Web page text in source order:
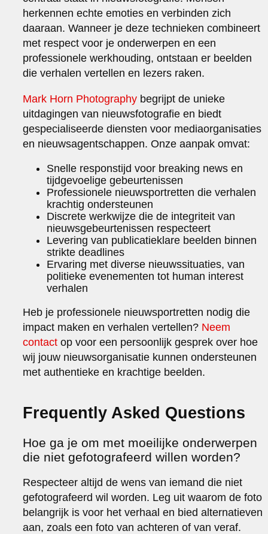
herkennen echte emoties en verbinden zich
daaraan. Wanneer je deze technieken combineert
met respect voor je onderwerpen en een
professionele werkhouding, ontstaan er beelden
die verhalen vertellen en lezers raken.
Mark Horn Photography begrijpt de unieke
uitdagingen van nieuwsfotografie en biedt
gespecialiseerde diensten voor mediaorganisaties
en nieuwsagentschappen. Onze aanpak omvat:
Snelle responstijd voor breaking news en
tijdgevoelige gebeurtenissen
Professionele nieuwsportretten die verhalen
krachtig ondersteunen
Discrete werkwijze die de integriteit van
nieuwsgebeurtenissen respecteert
Levering van publicatieklare beelden binnen
strikte deadlines
Ervaring met diverse nieuwssituaties, van
politieke evenementen tot human interest
verhalen
Heb je professionele nieuwsportretten nodig die
impact maken en verhalen vertellen? Neem
contact op voor een persoonlijk gesprek over hoe
wij jouw nieuwsorganisatie kunnen ondersteunen
met authentieke en krachtige beelden.
Frequently Asked Questions
Hoe ga je om met moeilijke onderwerpen
die niet gefotografeerd willen worden?
Respecteer altijd de wens van iemand die niet
gefotografeerd wil worden. Leg uit waarom de foto
belangrijk is voor het verhaal en bied alternatieven
aan, zoals een foto van achteren of van veraf.